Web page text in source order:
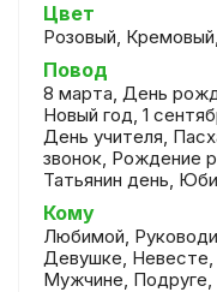
Цвет
Розовый,
Повод
8 марта, День
Новый год, 1
День учителя,
звонок, Рождение
Татьянин день,
Кому
Любимой,
Девушке,
Мужчине,